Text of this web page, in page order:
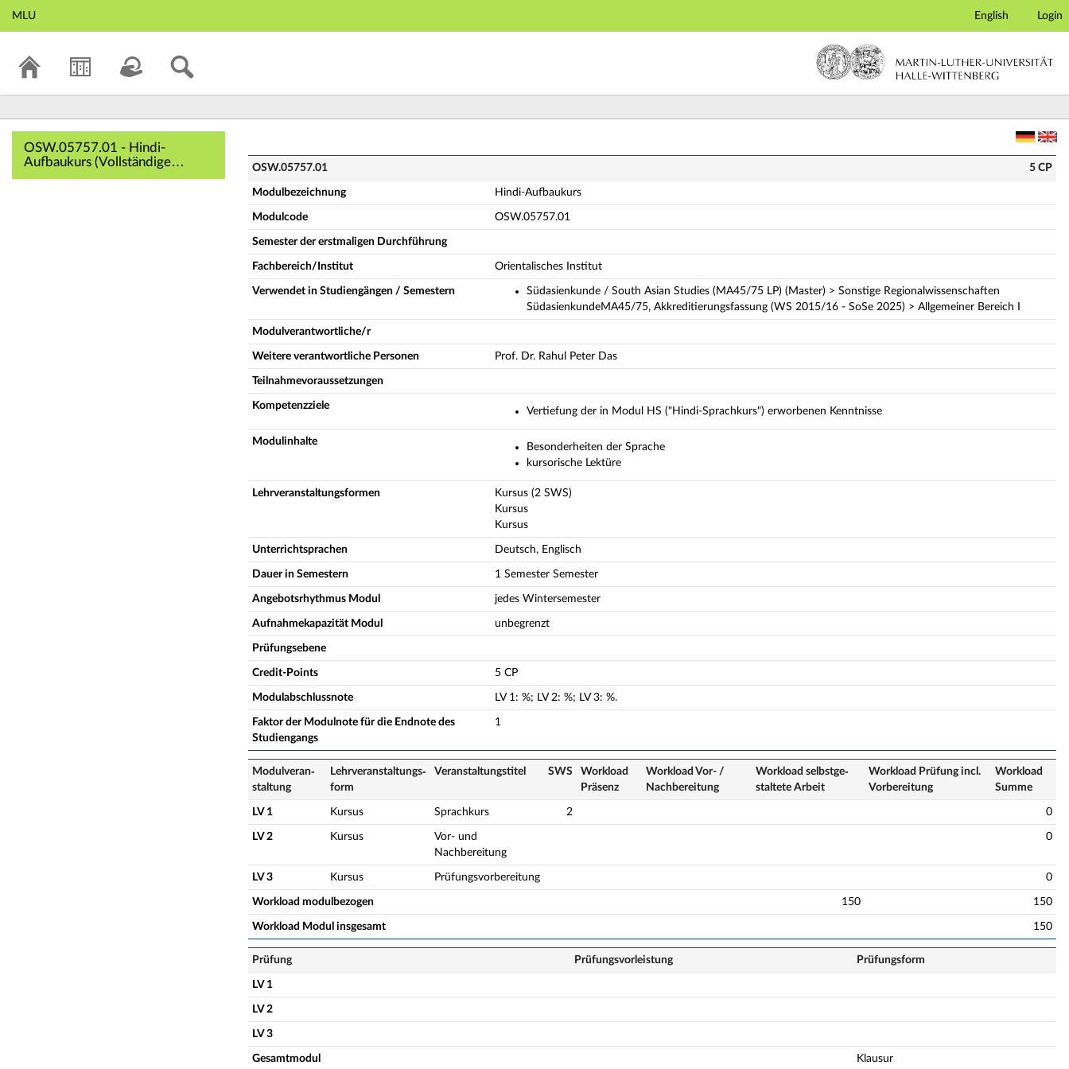
Hauptnavigation
MLU English Login
OSW.05757.01 - Hindi-
Aufbaukurs (Vollständige
Modulbeschreibung)
OSW.05757.01 5 CP
Modulbezeichnung Hindi-Aufbaukurs
Modulcode OSW.05757.01
Semester der erstmaligen Durchführung
Fachbereich/Institut Orientalisches Institut
Verwendet in Studiengängen / Semestern
Südasienkunde / South Asian Studies (MA45/75 LP) (Master) > Sonstige Regionalwissenschaften
SüdasienkundeMA45/75, Akkreditierungsfassung (WS 2015/16 - SoSe 2025) > Allgemeiner Bereich I
Modulverantwortliche/r
Weitere verantwortliche Personen Prof. Dr. Rahul Peter Das
Teilnahmevoraussetzungen
Kompetenzziele Vertiefung der in Modul HS ("Hindi-Sprachkurs") erworbenen Kenntnisse
Modulinhalte
Besonderheiten der Sprache
kursorische Lektüre
Lehrveranstaltungsformen
Kursus (2 SWS)
Kursus
Kursus
Unterrichtsprachen Deutsch, Englisch
Dauer in Semestern 1 Semester Semester
Angebotsrhythmus Modul jedes Wintersemester
Aufnahmekapazität Modul unbegrenzt
Prüfungsebene
Credit-Points 5 CP
Modulabschlussnote LV 1: %; LV 2: %; LV 3: %.
Faktor der Modulnote für die Endnote des
Studiengangs
1
Modulveran­
staltung
Lehrveranstaltungs­
form
Veranstaltungs­titel SWS
Workload
Präsenz
Workload Vor- /
Nach­bereitung
Workload selbstge­
staltete Arbeit
Workload Prüfung incl.
Vorbereitung
Workload
Summe
LV 1 Kursus Sprachkurs 2 0
LV 2 Kursus
Vor- und
Nachbereitung
0
LV 3 Kursus Prüfungsvorbereitung 0
Workload modulbezogen 150 150
Workload Modul insgesamt 150
Prüfung Prüfungsvorleistung Prüfungsform
LV 1
LV 2
LV 3
Gesamtmodul Klausur